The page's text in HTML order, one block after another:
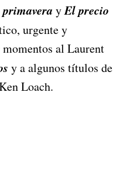
yEl precio
urgente y
al Laurent
y a algunos títulos de
Loach.